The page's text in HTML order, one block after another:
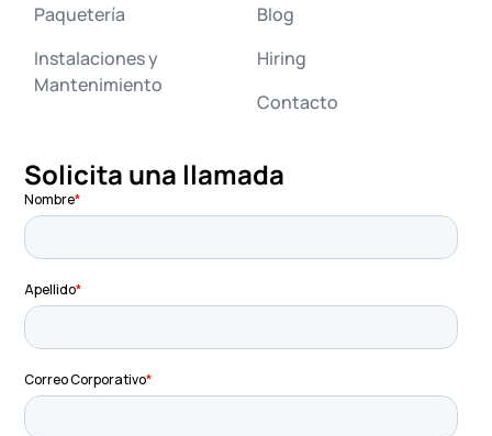
Paquetería
Instalaciones y
Mantenimiento
Blog
Hiring
Contacto
Solicita una llamada